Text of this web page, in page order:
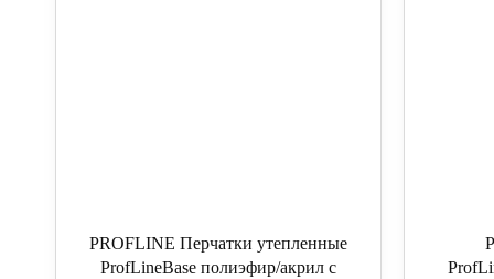
PROFLINE Перчатки утепленные
ProfLineBase полиэфир/акрил с